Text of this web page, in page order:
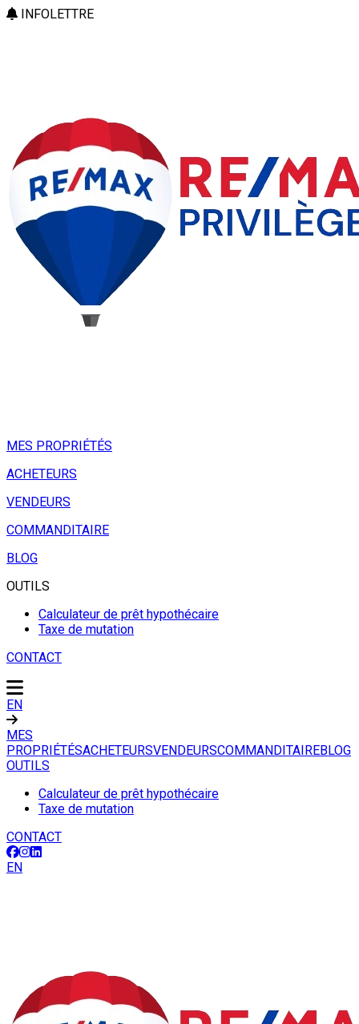
INFOLETTRE
MES PROPRIÉTÉS
ACHETEURS
VENDEURS
COMMANDITAIRE
BLOG
OUTILS
Calculateur de prêt hypothécaire
Taxe de mutation
CONTACT
EN
MES
PROPRIÉTÉSACHETEURSVENDEURSCOMMANDITAIREBLOG
OUTILS
Calculateur de prêt hypothécaire
Taxe de mutation
CONTACT
EN